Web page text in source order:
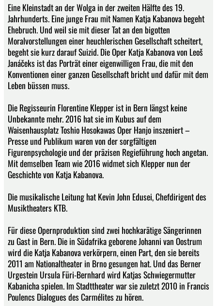
Eine Kleinstadt an der Wolga in der zweiten Hälfte des 19.
Jahrhunderts. Eine junge Frau mit Namen Katja Kabanova begeht
Ehebruch. Und weil sie mit dieser Tat an den bigotten
Moralvorstellungen einer heuchlerischen Gesellschaft scheitert,
begeht sie kurz darauf Suizid. Die Oper Katja Kabanova von Leoš
Janáčeks ist das Porträt einer eigenwilligen Frau, die mit den
Konventionen einer ganzen Gesellschaft bricht und dafür mit dem
Leben büssen muss.
Die Regisseurin Florentine Klepper ist in Bern längst keine
Unbekannte mehr. 2016 hat sie im Kubus auf dem
Waisenhausplatz Toshio Hosokawas Oper Hanjo inszeniert –
Presse und Publikum waren von der sorgfältigen
Figurenpsychologie und der präzisen Regieführung hoch angetan.
Mit demselben Team wie 2016 widmet sich Klepper nun der
Geschichte von Katja Kabanova.
Die musikalische Leitung hat Kevin John Edusei, Chefdirigent des
Musiktheaters KTB.
Für diese Opernproduktion sind zwei hochkarätige Sängerinnen
zu Gast in Bern. Die in Südafrika geborene Johanni van Oostrum
wird die Katja Kabanova verkörpern, einen Part, den sie bereits
2011 am Nationaltheater in Brno gesungen hat. Und das Berner
Urgestein Ursula Füri-Bernhard wird Katjas Schwiegermutter
Kabanicha spielen. Im Stadttheater war sie zuletzt 2010 in Francis
Poulencs Dialogues des Carmélites zu hören.